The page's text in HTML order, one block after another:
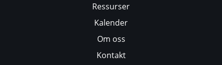
Ressurser
Kalender
Om oss
Kontakt